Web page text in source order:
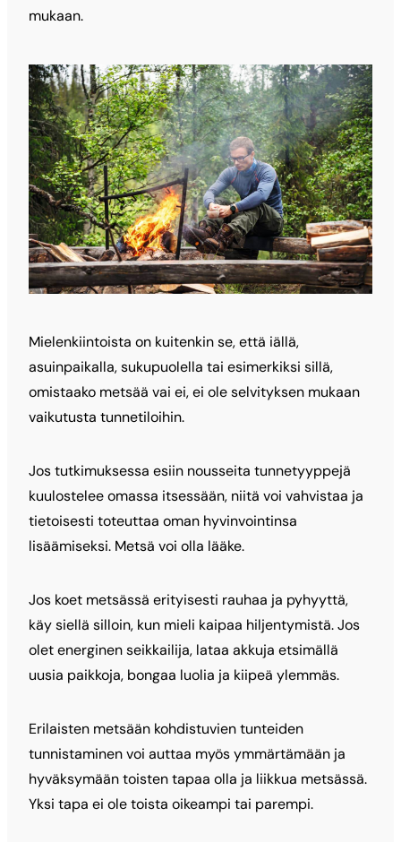
mukaan.
Mielenkiintoista on kuitenkin se, että iällä,
asuinpaikalla, sukupuolella tai esimerkiksi sillä,
omistaako metsää vai ei, ei ole selvityksen mukaan
vaikutusta tunnetiloihin.
Jos tutkimuksessa esiin nousseita tunnetyyppejä
kuulostelee omassa itsessään, niitä voi vahvistaa ja
tietoisesti toteuttaa oman hyvinvointinsa
lisäämiseksi. Metsä voi olla lääke.
Jos koet metsässä erityisesti rauhaa ja pyhyyttä,
käy siellä silloin, kun mieli kaipaa hiljentymistä. Jos
olet energinen seikkailija, lataa akkuja etsimällä
uusia paikkoja, bongaa luolia ja kiipeä ylemmäs.
Erilaisten metsään kohdistuvien tunteiden
tunnistaminen voi auttaa myös ymmärtämään ja
hyväksymään toisten tapaa olla ja liikkua metsässä.
Yksi tapa ei ole toista oikeampi tai parempi.